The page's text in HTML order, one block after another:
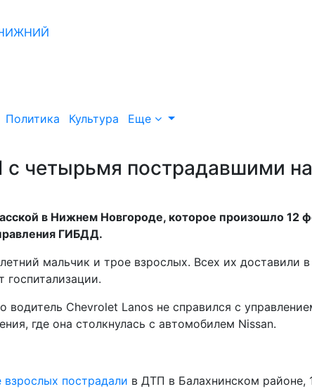
Политика Культура Еще
четырьмя пострадавшими на
в Нижнем Новгороде, которое произошло 12
ГИБДД.
мальчик и трое взрослых. Всех их доставили в
госпитализации.
водитель Chevrolet Lanos не справился с
где она столкнулась с автомобилем Nissan.
пострадали в ДТП в Балахнинском районе,